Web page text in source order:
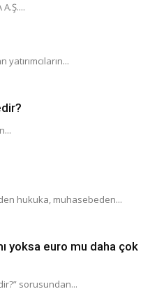
A.Ş....
hukuka, muhasebeden...
yoksa euro mu daha çok
sorusundan...